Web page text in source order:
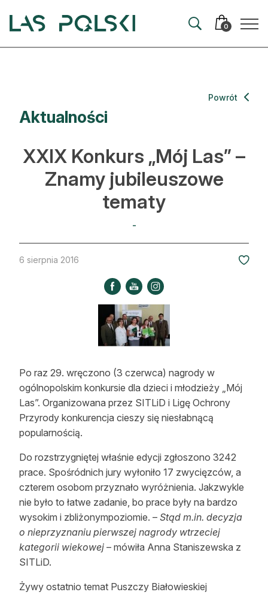
0
Artykuły
Hodowla lasu
Ochrona lasu
Nowe technologie
Kultura i historia
Strefa eksperta
Z zagranicy
Edukacja
Lasy prywatne
O nas
100 lat „Lasu Polskiego”
Prenumerata
Reklama
Zostań autorem
Aktualności
Powrót
XXIX Konkurs „Mój Las” –
Znamy jubileuszowe
tematy
-
6 sierpnia 2016
Po raz 29. wręczono (3 czerwca) nagrody w
ogólnopolskim konkursie dla dzieci i młodzieży „Mój
Las”. Organizowana przez SITLiD i Ligę Ochrony
Przyrody konkurencja cieszy się niesłabnącą
popularnością.
Do rozstrzygniętej właśnie edycji zgłoszono 3242
prace. Spośródnich jury wyłoniło 17 zwycięzców, a
czterem osobom przyznało wyróżnienia. Jakzwykle
nie było to łatwe zadanie, bo prace były na bardzo
wysokim i zbliżonympoziomie. – Stąd m.in. decyzja
o nieprzyznaniu pierwszej nagrody wtrzeciej
kategorii wiekowej – mówiła Anna Staniszewska z
SITLiD.
Żywy ostatnio temat Puszczy Białowieskiej